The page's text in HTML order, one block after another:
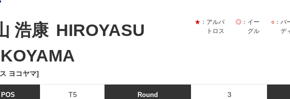
浩康 HIROYASU
ヨコヤマ]
★ ：アルバ
トロス
◎：イー
グル
○：バ
デ
POS T5 Round 3